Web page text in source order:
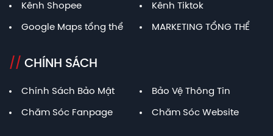
Kênh Shopee Kênh Tiktok
Google Maps tổng thể MARKETING TỔNG THỂ
// CHÍNH SÁCH
Chính Sách Bảo Mật Bảo Vệ Thông Tin
Chăm Sóc Fanpage Chăm Sóc Website